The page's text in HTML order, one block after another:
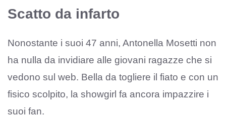
Scatto da infarto
Nonostante i suoi 47 anni, Antonella Mosetti non
ha nulla da invidiare alle giovani ragazze che si
vedono sul web. Bella da togliere il fiato e con un
fisico scolpito, la showgirl fa ancora impazzire i
suoi fan.